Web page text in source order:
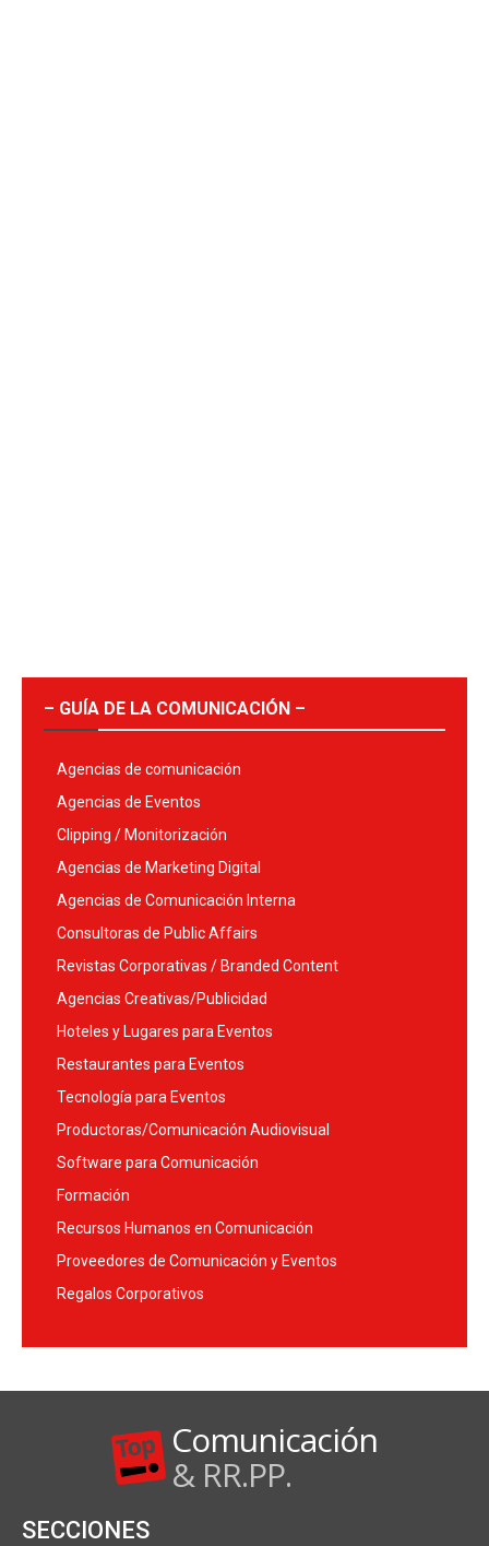
– GUÍA DE LA COMUNICACIÓN –
Agencias de comunicación
Agencias de Eventos
Clipping / Monitorización
Agencias de Marketing Digital
Agencias de Comunicación Interna
Consultoras de Public Affairs
Revistas Corporativas / Branded Content
Agencias Creativas/Publicidad
Hoteles y Lugares para Eventos
Restaurantes para Eventos
Tecnología para Eventos
Productoras/Comunicación Audiovisual
Software para Comunicación
Formación
Recursos Humanos en Comunicación
Proveedores de Comunicación y Eventos
Regalos Corporativos
Comunicación
& RR.PP.
SECCIONES